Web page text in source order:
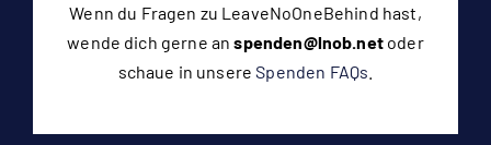
Wenn du Fragen zu LeaveNoOneBehind hast,
wende dich gerne anspenden@lnob.net oder
schaue in unsereSpenden FAQs